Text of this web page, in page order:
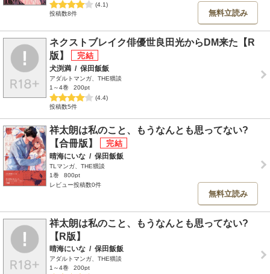
(4.1)
投稿数8件
無料立読み
ネクストブレイク俳優世良田光からDM来た【R
版】
犬渕満 / 保田飯飯
アダルトマンガ、THE猥談
1～4巻
200pt
(4.4)
投稿数5件
祥太朗は私のこと、もうなんとも思ってない?
【合冊版】
晴海にいな / 保田飯飯
TLマンガ、THE猥談
1巻
800pt
レビュー投稿数0件
無料立読み
祥太朗は私のこと、もうなんとも思ってない?
【R版】
晴海にいな / 保田飯飯
アダルトマンガ、THE猥談
1～4巻
200pt